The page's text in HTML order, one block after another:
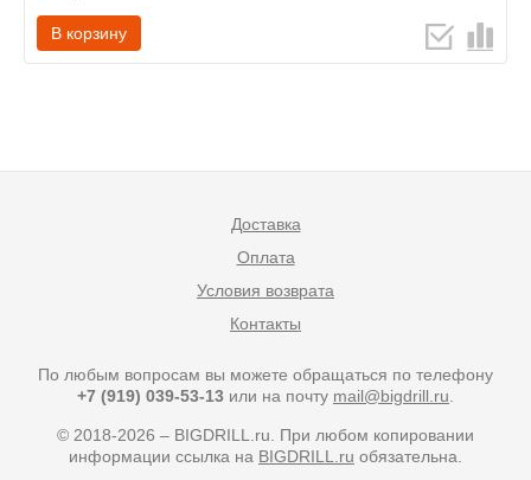
В корзину
Доставка
Оплата
Условия возврата
Контакты
По любым вопросам вы можете обращаться по телефону
+7 (919) 039-53-13 или на почту mail@bigdrill.ru
© 2018-2026 – BIGDRILL.ru. При любом копировании
информации ссылка на BIGDRILL.ru обязательна.